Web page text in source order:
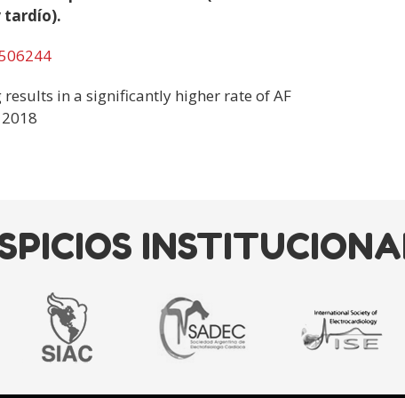
tardío).
in a significantly higher rate of AF